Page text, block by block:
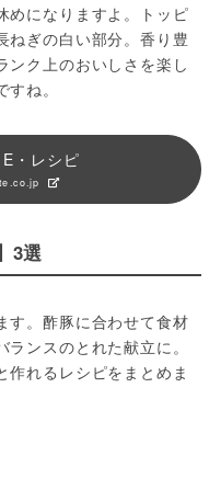
めになりますよ。トッピ
ねぎの白い部分。香り豊
ンク上のおいしさを楽し
ね。
・レシピ
3選
す。酢豚に合わせて食材
ンスのとれた献立に。
作れるレシピをまとめま